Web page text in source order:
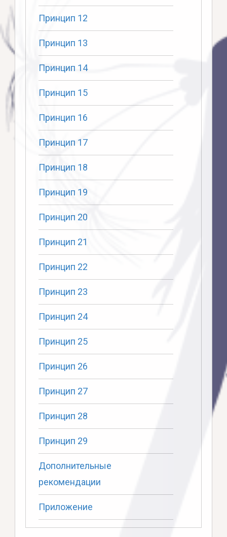
Принцип 12
Принцип 13
Принцип 14
Принцип 15
Принцип 16
Принцип 17
Принцип 18
Принцип 19
Принцип 20
Принцип 21
Принцип 22
Принцип 23
Принцип 24
Принцип 25
Принцип 26
Принцип 27
Принцип 28
Принцип 29
Дополнительные
рекомендации
Приложение